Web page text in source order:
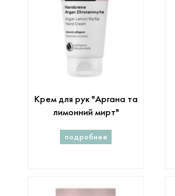
Крем для рук "Аргана та
лимонний мирт"
подробнее